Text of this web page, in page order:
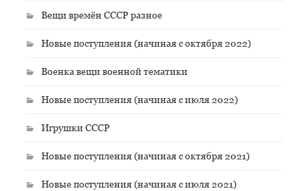
Вещи времён СССР разное
Новые поступления (начиная с октября 2022)
Военка вещи военной тематики
Новые поступления (начиная с июля 2022)
Игрушки СССР
Новые поступления (начиная с октября 2021)
Новые поступления (начиная с июля 2021)